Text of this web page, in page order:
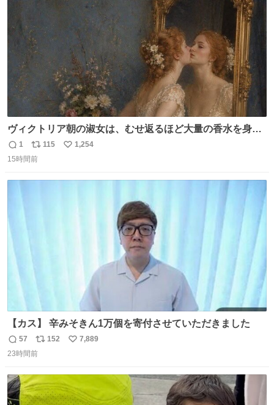
ヴィクトリア朝の淑女は、むせ返るほど大量の香水を身に
つけるものではないとされていた。それでも香水は、髪や
肌の手入れと同じくらい、ヴィクトリア朝の女性達の美容
が知る香水よりも単純な組成で、その大部分は薔薇、菫、
返
信
1
リ
ポ
115
い
1,254
15時間前
【カス】 辛みそきん1万個を寄付させていただきました
返
信
57
リ
ポ
ト
数
152
い
数
7,889
23時間前